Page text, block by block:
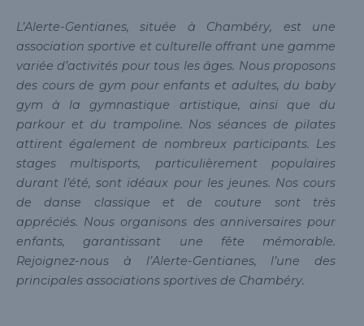
L’Alerte-Gentianes, située à Chambéry, est une
association sportive et culturelle offrant une gamme
variée d’activités pour tous les âges. Nous proposons
des cours de gym pour enfants et adultes, du baby
gym à la gymnastique artistique, ainsi que du
parkour et du trampoline. Nos séances de pilates
attirent également de nombreux participants. Les
stages multisports, particulièrement populaires
durant l’été, sont idéaux pour les jeunes. Nos cours
de danse classique et de couture sont très
appréciés. Nous organisons des anniversaires pour
enfants, garantissant une fête mémorable.
Rejoignez-nous à l’Alerte-Gentianes, l’une des
principales associations sportives de Chambéry.